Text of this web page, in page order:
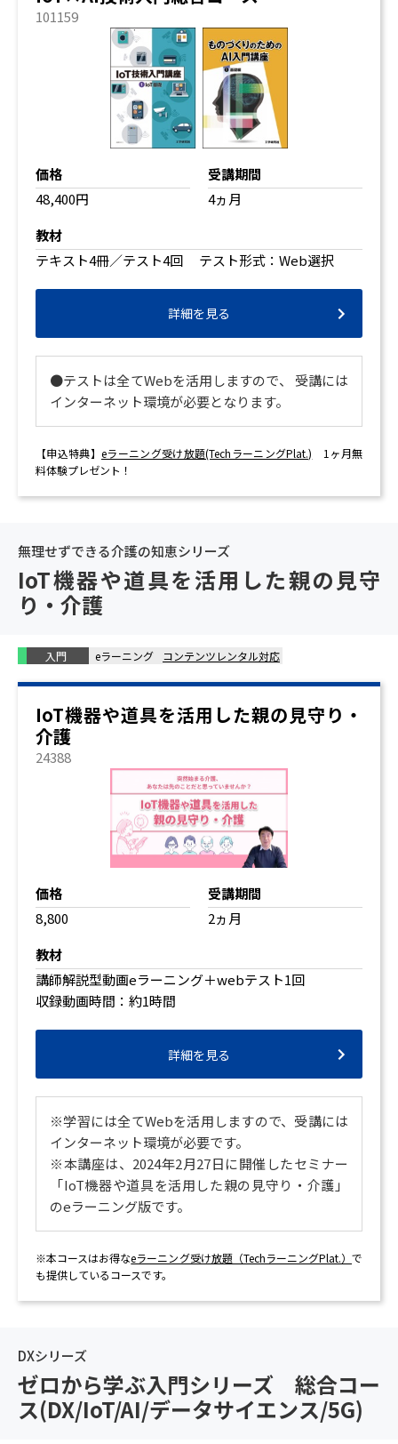
101159
価格
48,400円
受講期間
4ヵ月
教材
テキスト4冊／テスト4回 テスト形式：Web選択
詳細を見る
●テストは全てWebを活用しますので、 受講には
インターネット環境が必要となります。
【申込特典】 eラーニング受け放題(TechラーニングPlat.) 1ヶ月無
料体験プレゼント！
無理せずできる介護の知恵シリーズ
IoT機器や道具を活用した親の見守
り・介護
入門 eラーニング コンテンツレンタル対応
IoT機器や道具を活用した親の見守り・
介護
24388
価格
8,800
受講期間
2ヵ月
教材
講師解説型動画eラーニング＋webテスト1回
収録動画時間：約1時間
詳細を見る
※学習には全てWebを活用しますので、 受講には
インターネット環境が必要です。
※本講座は、2024年2月27日に開催したセミナー
「IoT機器や道具を活用した親の見守り・介護」
のeラーニング版です。
※本コースはお得なeラーニング受け放題（TechラーニングPlat.）で
も提供しているコースです。
DXシリーズ
ゼロから学ぶ入門シリーズ 総合コー
ス(DX/IoT/AI/データサイエンス/5G)